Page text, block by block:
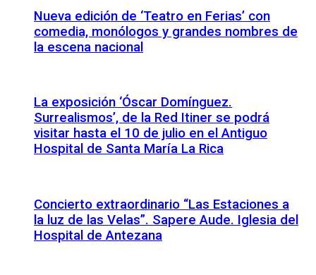
Nueva edición de ‘Teatro en Ferias’ con
comedia, monólogos y grandes nombres de
la escena nacional
La exposición ‘Óscar Domínguez.
Surrealismos’, de la Red Itiner se podrá
visitar hasta el 10 de julio en el Antiguo
Hospital de Santa María La Rica
Concierto extraordinario “Las Estaciones a
la luz de las Velas”. Sapere Aude. Iglesia del
Hospital de Antezana